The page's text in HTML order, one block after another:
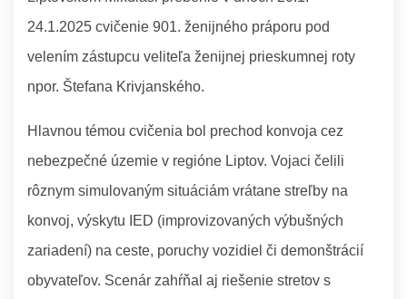
24.1.2025 cvičenie 901. ženijného práporu pod
velením zástupcu veliteľa ženijnej prieskumnej roty
npor. Štefana Krivjanského.
Hlavnou témou cvičenia bol prechod konvoja cez
nebezpečné územie v regióne Liptov. Vojaci čelili
rôznym simulovaným situáciám vrátane streľby na
konvoj, výskytu IED (improvizovaných výbušných
zariadení) na ceste, poruchy vozidiel či demonštrácií
obyvateľov. Scenár zahŕňal aj riešenie stretov s